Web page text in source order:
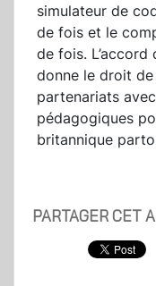
simulateur de
de fois et le
de fois. L’accord
donne le droit
partenariats
pédagogiques
britannique
PARTAGER CET